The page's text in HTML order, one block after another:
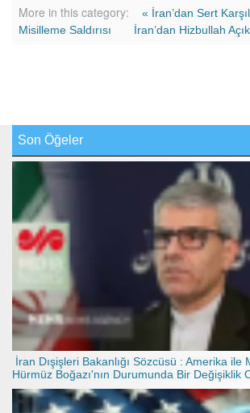
More in this category:
« İran’dan Sert
Misilleme Saldırısı
İran’dan Hizbullah
Son Öğeler
İran Dışişleri Bakanlığı Sözcüsü : Amerika ile
Hürmüz Boğazı'nın Durumunda Bir Değişiklik